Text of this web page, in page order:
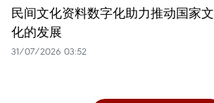
民间文化资料数字化助力推动国家文
化的发展
31/07/2026 03:52